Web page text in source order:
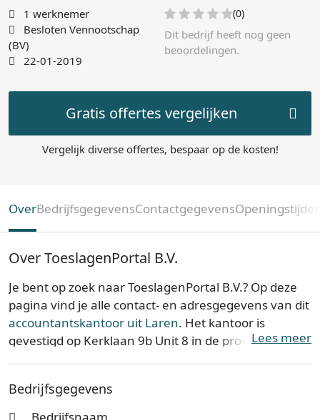
1 werknemer
Besloten Vennootschap
(BV)
22-01-2019
(0)
Dit bedrijf heeft nog geen
beoordelingen.
Gratis offertes vergelijken
Vergelijk diverse offertes, bespaar op de kosten!
OverBedrijfsgegevensContactgegevens
Over ToeslagenPortal B.V.
Je bent op zoek naar ToeslagenPortal B.V.? Op deze
pagina vind je alle contact- en adresgegevens van dit
accountantskantoor uit Laren. Het kantoor is
gevestigd op Kerklaan 9b Unit 8 in de provincieLees meer
Bedrijfsgegevens